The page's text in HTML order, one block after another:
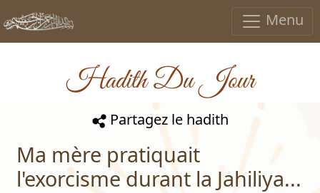
Menu
Hadith Du Jour
Partagez le hadith
Ma mère pratiquait
l'exorcisme durant la Jahiliya...